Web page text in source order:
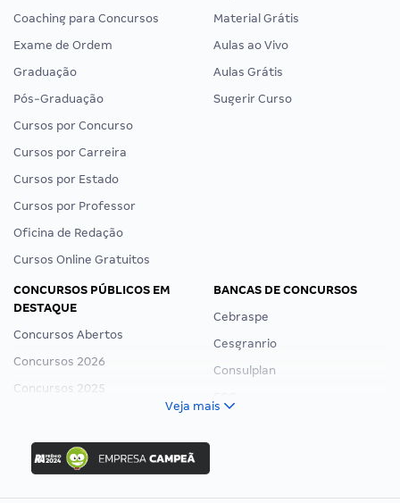
Coaching para Concursos
Exame de Ordem
Graduação
Pós-Graduação
Cursos por Concurso
Cursos por Carreira
Cursos por Estado
Cursos por Professor
Oficina de Redação
Cursos Online Gratuitos
Material Grátis
Aulas ao Vivo
Aulas Grátis
Sugerir Curso
CONCURSOS PÚBLICOS EM
DESTAQUE
Concursos Abertos
Concursos 2026
Concursos 2025
Concurso Ibama
Concurso MPU
Editais publicados
BANCAS DE CONCURSOS
Cebraspe
Cesgranrio
Consulplan
Veja mais